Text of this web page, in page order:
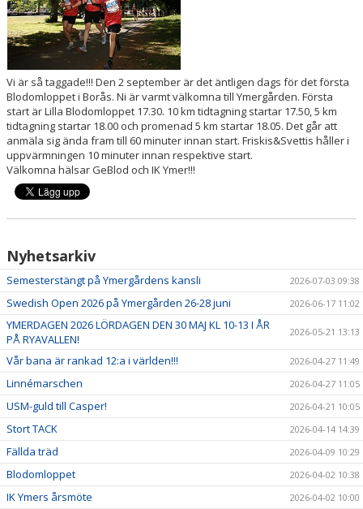
ARRANGEMANG
BLODOMLOPPET BORÅS
Vi är så taggade!!! Den 2 september är det äntligen dags för det första
Blodomloppet i Borås. Ni är varmt välkomna till Ymergården. Första
start är Lilla Blodomloppet 17.30. 10 km tidtagning startar 17.50, 5 km
tidtagning startar 18.00 och promenad 5 km startar 18.05. Det går att
anmäla sig ända fram till 60 minuter innan start. Friskis&Svettis håller i
uppvärmningen 10 minuter innan respektive start.
Välkomna hälsar GeBlod och IK Ymer!!!
Nyhetsarkiv
Semesterstängt på Ymergårdens kansli 2026-07-03 09:38
Swedish Open 2026 på Ymergården 26-28 juni 2026-06-17 11:02
YMERDAGEN 2026 LÖRDAGEN DEN 30 MAJ KL 10-13 I ÅR
PÅ RYAVALLEN!
2026-05-21 13:13
Vår bana är rankad 12:a i världen!!! 2026-04-27 11:49
Linnémarschen 2026-04-27 11:05
USM-guld till Casper! 2026-04-21 10:05
Stort TACK 2026-04-14 14:39
Fällda träd 2026-04-09 10:29
Blodomloppet 2026-04-02 10:38
IK Ymers årsmöte 2026-04-02 10:00